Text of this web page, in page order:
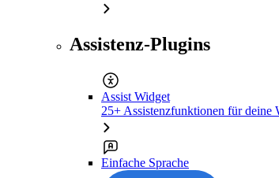
Assistenz-Plugins
Assist Widget
25+ Assistenzfunktionen für deine
Einfache Sprache